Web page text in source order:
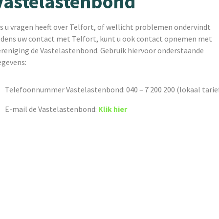
u vragen heeft over Telfort, of wellicht problemen ondervindt
uw contact met Telfort, kunt u ook contact opnemen met
de Vastelastenbond. Gebruik hiervoor onderstaande
Telefoonnummer Vastelastenbond: 040 – 7 200 200 (lokaal
E-mail de Vastelastenbond: Klik hier